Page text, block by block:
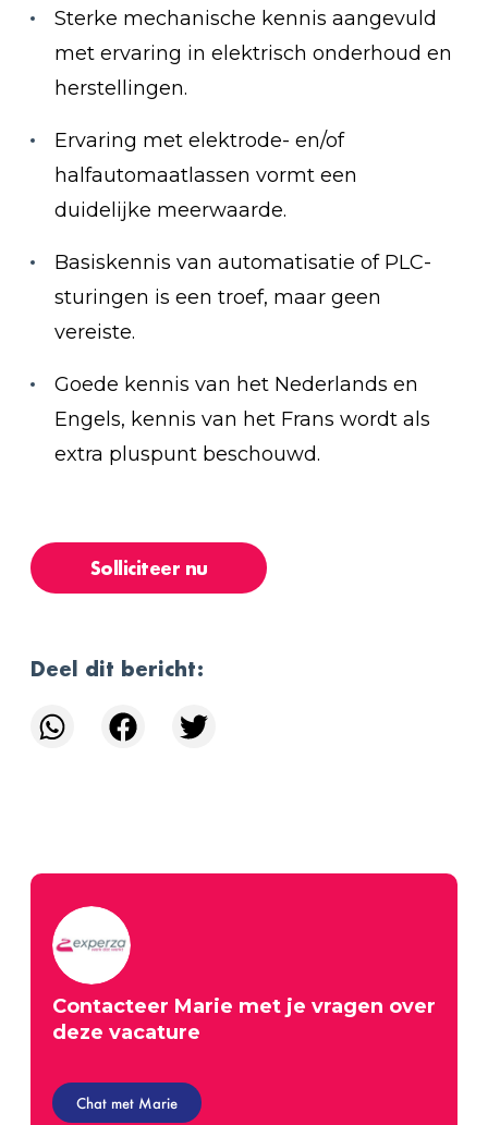
Sterke mechanische kennis aangevuld
met ervaring in elektrisch onderhoud en
herstellingen.
Ervaring met elektrode- en/of
halfautomaatlassen vormt een
duidelijke meerwaarde.
Basiskennis van automatisatie of PLC-
sturingen is een troef, maar geen
vereiste.
Goede kennis van het Nederlands en
Engels, kennis van het Frans wordt als
extra pluspunt beschouwd.
Solliciteer nu
Deel dit bericht:
Contacteer Marie met je vragen over
deze vacature
Chat met Marie